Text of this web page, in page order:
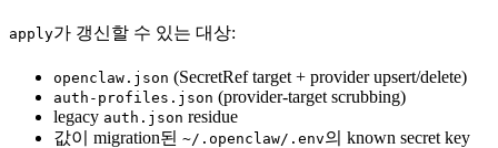
apply가 갱신할 수 있는 대상:
openclaw.json (SecretRef target + provider upsert/delete)
auth-profiles.json (provider-target scrubbing)
legacy auth.json residue
값이 migration된 ~/.openclaw/.env의 known secret key